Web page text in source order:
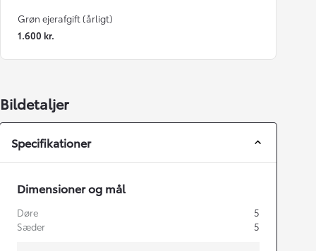
Grøn ejerafgift (årligt)
1.600 kr.
Bildetaljer
Specifikationer
Dimensioner og mål
Døre
5
Sæder
5